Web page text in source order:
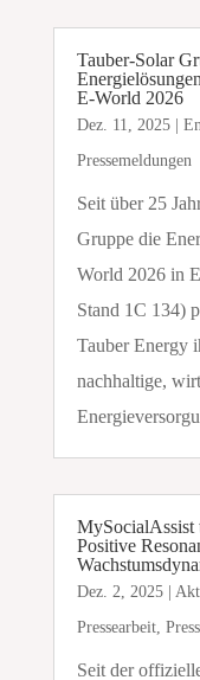
Tauber-Solar
E-World 2026
Dez. 11, 2025|
Pressemeldungen
Seit über 25
Gruppe die
World 2026 in
Stand 1C 134)
Tauber Energy
nachhaltige,
MySocialAssist
Positive
Dez. 2, 2025|
Pressearbeit,
Seit der